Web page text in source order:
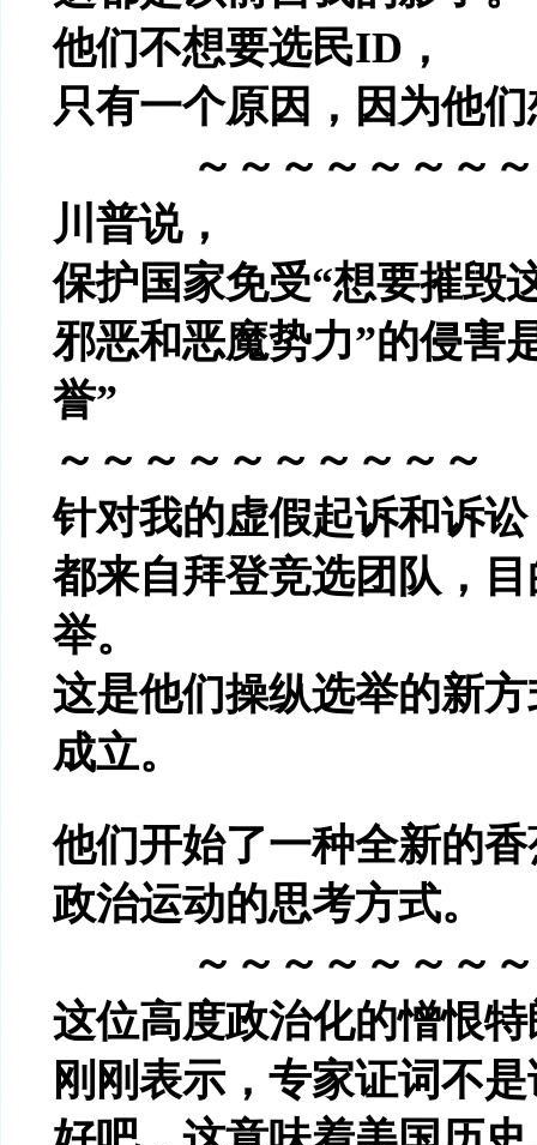
他们不想要选民ID ，
只有一个原因，因为他
～～～～～～～
川普说，
保护国家免受“想要摧毁
邪恶和恶魔势力”的侵害
誉”
～～～～～～～～～～
针对我的虚假起诉和诉
都来自拜登竞选团队，
举。
这是他们操纵选举的新
成立。
他们开始了一种全新的
政治运动的思考方式。
～～～～～～～
这位高度政治化的憎恨
刚刚表示，专家证词不